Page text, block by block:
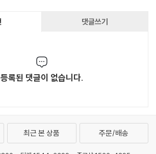
댓글쓰기
등록된 댓글이 없습니다.
최근 본 상품 주문/배송